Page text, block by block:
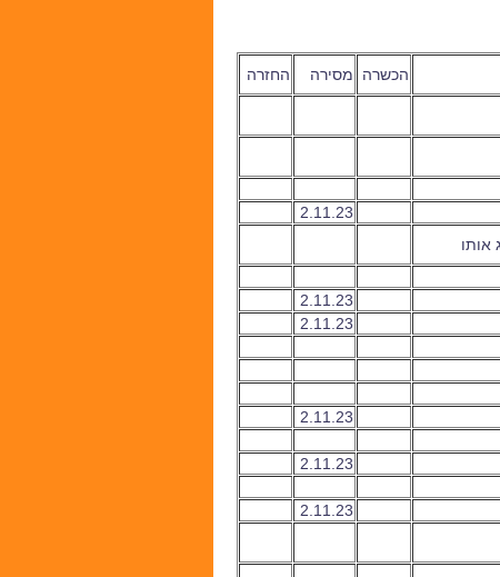
הכשרה מסירה החזרה
2.11.23
אותו
2.11.23
2.11.23
2.11.23
2.11.23
2.11.23